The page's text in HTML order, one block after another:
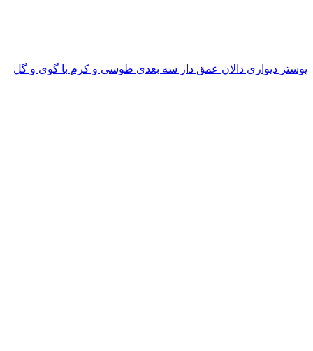
پوستر دیواری دالان عمق دار سه بعدی طوسی و کرم با گوی و گل